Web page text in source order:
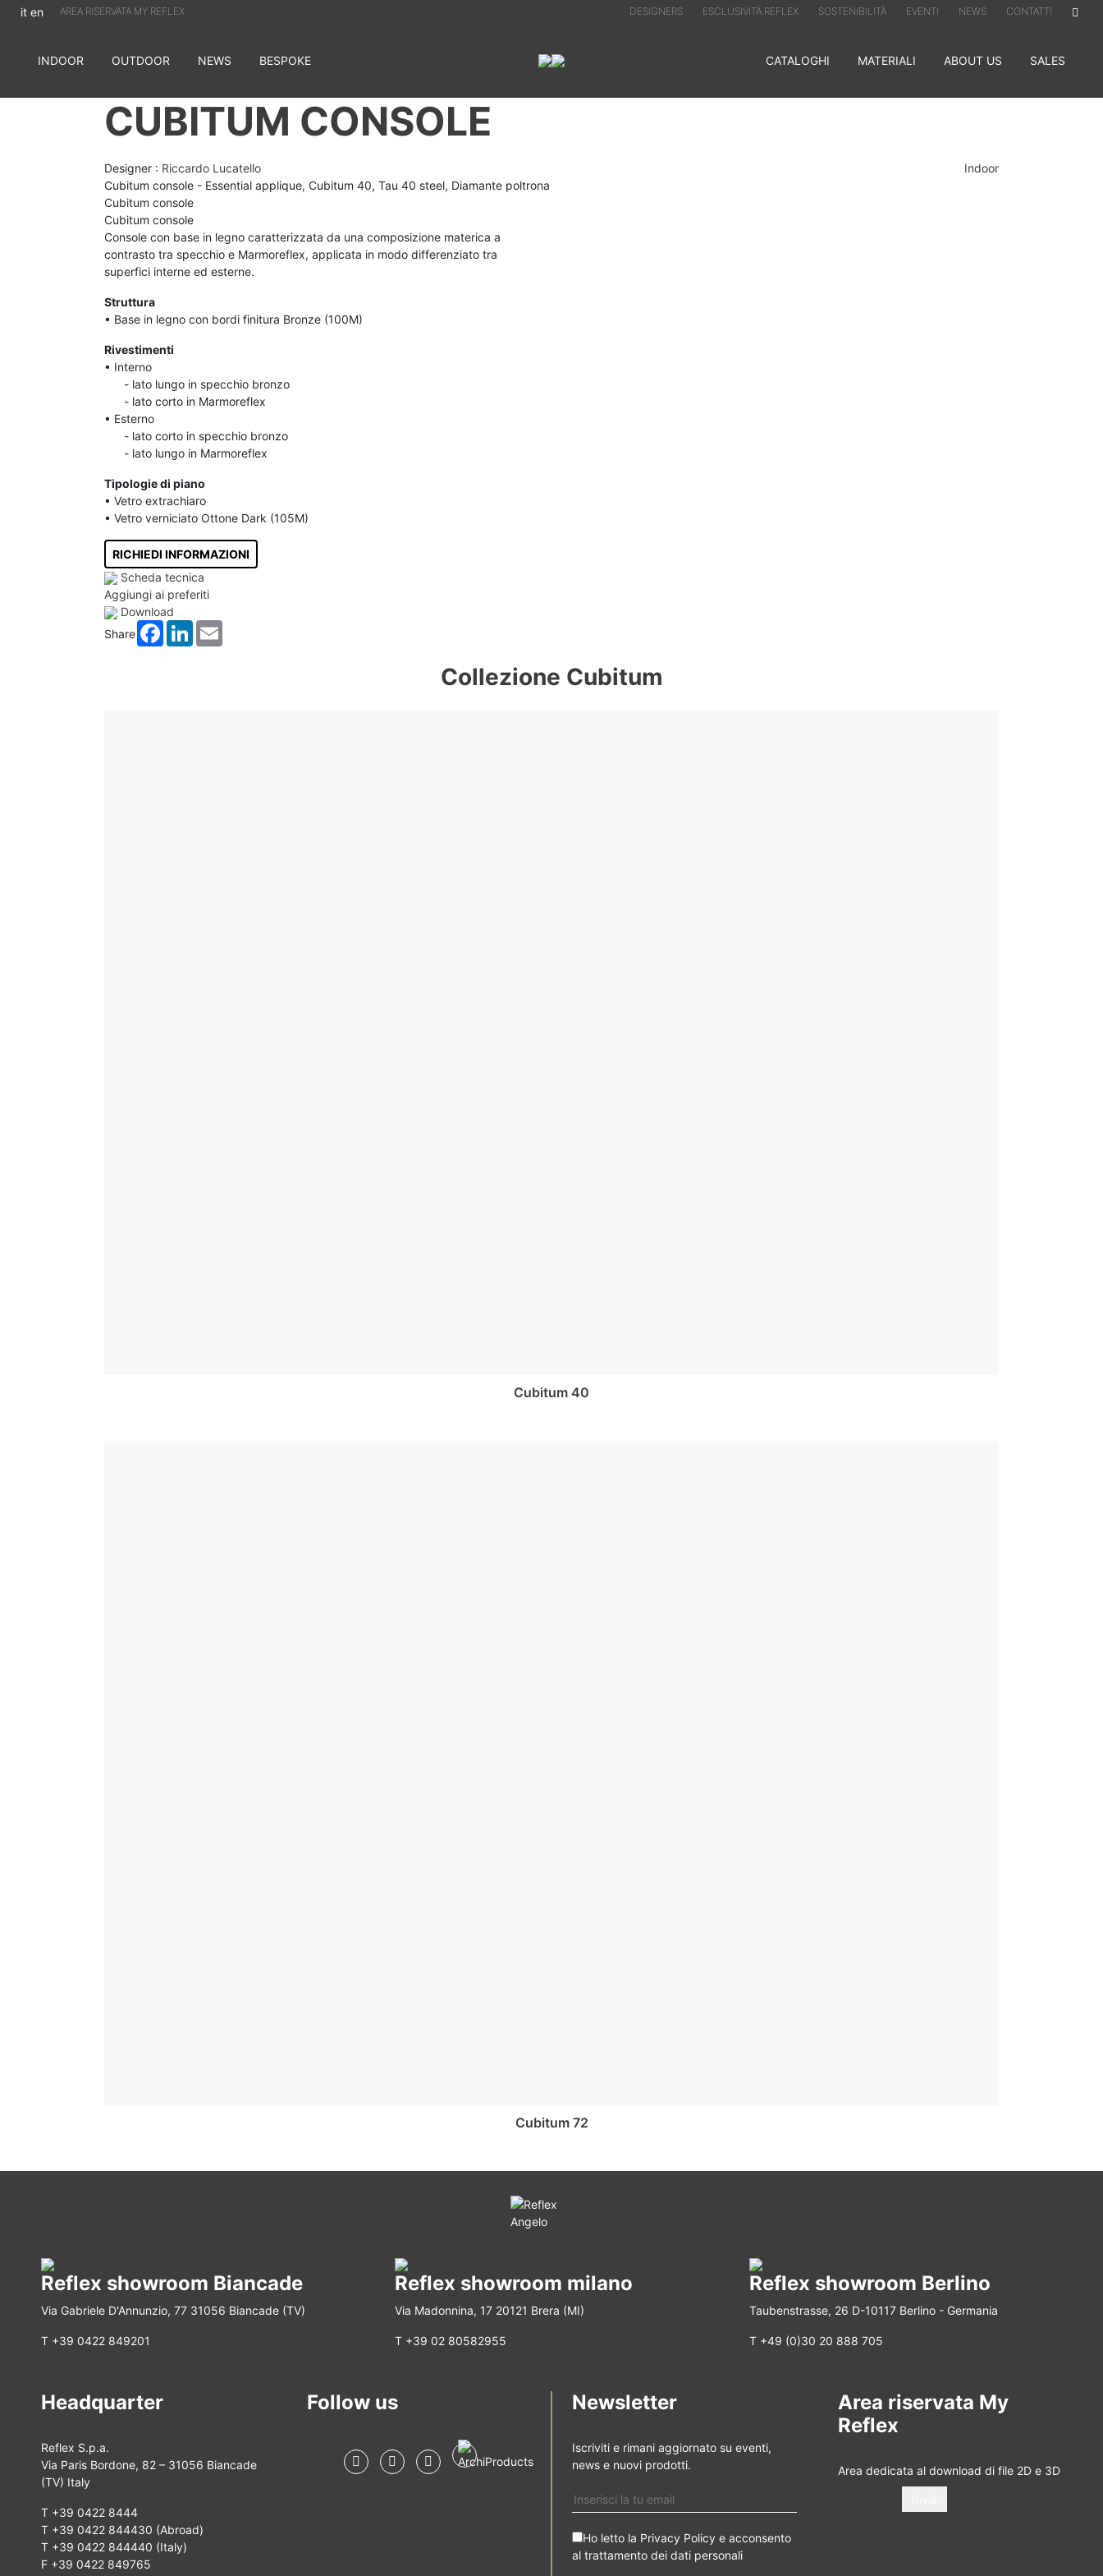
it en AREA RISERVATA MY REFLEX DESIGNERS ESCLUSIVITÀ REFLEX SOSTENIBILITÀ EVENTI NEWS CONTATTI
INDOOR OUTDOOR NEWS BESPOKE CATALOGHI MATERIALI ABOUT US SALES
CUBITUM CONSOLE
Designer : Riccardo Lucatello
Indoor
Cubitum console - Essential applique, Cubitum 40, Tau 40 steel, Diamante poltrona
Cubitum console
Cubitum console
Console con base in legno caratterizzata da una composizione materica a
contrasto tra specchio e Marmoreflex, applicata in modo differenziato tra
superfici interne ed esterne.
Struttura
• Base in legno con bordi finitura Bronze (100M)
Rivestimenti
• Interno
- lato lungo in specchio bronzo
- lato corto in Marmoreflex
• Esterno
- lato corto in specchio bronzo
- lato lungo in Marmoreflex
Tipologie di piano
• Vetro extrachiaro
• Vetro verniciato Ottone Dark (105M)
RICHIEDI INFORMAZIONI
Scheda tecnica
Aggiungi ai preferiti
Download
Share
Facebook
LinkedIn
Collezione Cubitum
cubitum 40
cubitum 72
Reflex showroom Biancade
Via Gabriele D'Annunzio, 77 31056 Biancade (TV)
T +39 0422 849201
Reflex showroom milano
Via Madonnina, 17 20121 Brera (MI)
T +39 02 80582955
Reflex showroom Berlino
Taubenstrasse, 26 D-10117 Berlino - Germania
T +49 (0)30 20 888 705
Headquarter
Reflex S.p.a.
Via Paris Bordone, 82 – 31056 Biancade
(TV) Italy
T +39 0422 8444
T +39 0422 844430 (Abroad)
T +39 0422 844440 (Italy)
F +39 0422 849765
Follow us Newsletter
Iscriviti e rimani aggiornato su eventi,
news e nuovi prodotti.
Ho letto la Privacy Policy e acconsento
al trattamento dei dati personali
Area riservata My
Reflex
Area dedicata al download di file 2D e 3D